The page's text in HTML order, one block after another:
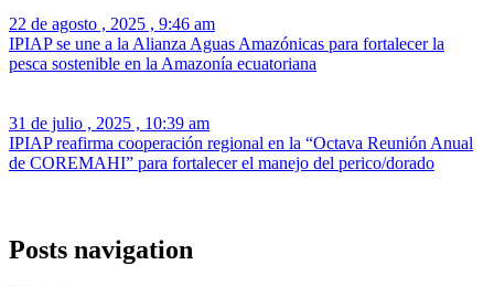
22 de agosto , 2025 , 9:46 am
IPIAP se une a la Alianza Aguas Amazónicas para fortalecer la
pesca sostenible en la Amazonía ecuatoriana
31 de julio , 2025 , 10:39 am
IPIAP reafirma cooperación regional en la “Octava Reunión Anual
de COREMAHI” para fortalecer el manejo del perico/dorado
Posts navigation